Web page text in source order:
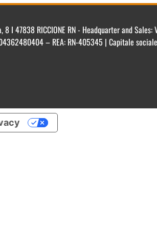
I 47838 RICCIONE RN - Headquarter and Sales:
04362480404 – REA: RN-405345 | Capitale